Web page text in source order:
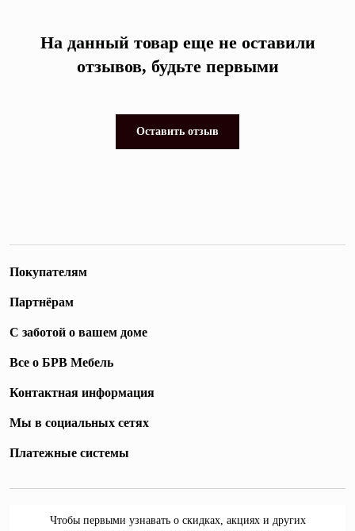
На данный товар еще не оставили
отзывов, будьте первыми
Оставить отзыв
Покупателям
Партнёрам
С заботой о вашем доме
Все о БРВ Мебель
Контактная информация
Мы в социальных сетях
Платежные системы
Чтобы первыми узнавать о скидках, акциях и других